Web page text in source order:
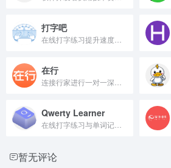
打字吧
在行
Qwerty Learner
暂无评论